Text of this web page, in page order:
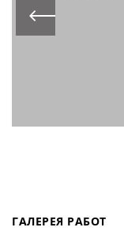
ГАЛЕРЕЯ РАБОТ